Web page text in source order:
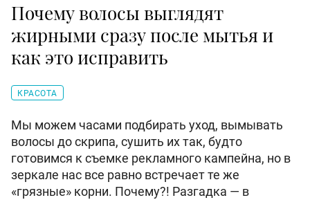
Почему волосы выглядят
жирными сразу после мытья и
как это исправить
КРАСОТА
Мы можем часами подбирать уход, вымывать
волосы до скрипа, сушить их так, будто
готовимся к съемке рекламного кампейна, но в
зеркале нас все равно встречает те же
«грязные» корни. Почему?! Разгадка — в